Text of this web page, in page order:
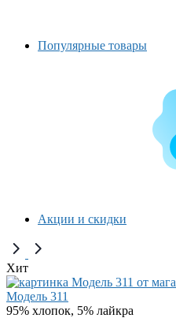
Популярные товары
Акции и скидки
Хит
Модель 311
95% хлопок, 5% лайкра